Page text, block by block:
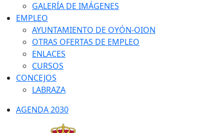
GALERÍA DE IMÁGENES
EMPLEO
AYUNTAMIENTO DE OYÓN-OION
OTRAS OFERTAS DE EMPLEO
ENLACES
CURSOS
CONCEJOS
LABRAZA
AGENDA 2030